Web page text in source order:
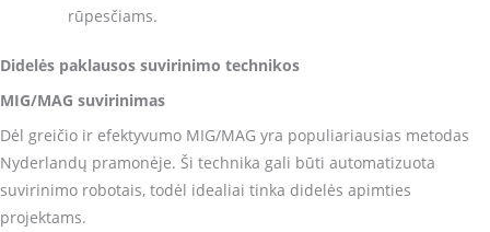
rūpesčiams.
Didelės paklausos suvirinimo technikos
MIG/MAG suvirinimas
Dėl greičio ir efektyvumo MIG/MAG yra populiariausias metodas
Nyderlandų pramonėje. Ši technika gali būti automatizuota
suvirinimo robotais, todėl idealiai tinka didelės apimties
projektams.